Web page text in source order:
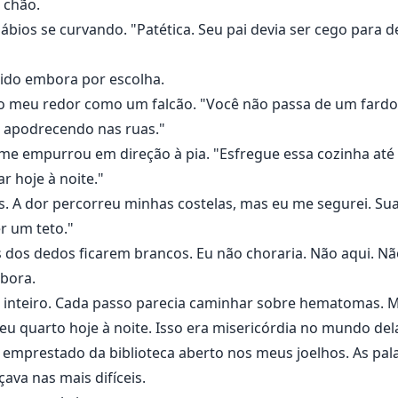
se curvando. "Patética. Seu pai devia ser cego para
embora por escolha.
redor como um falcão. "Você não passa de um
nas ruas."
empurrou em direção à pia. "Esfregue essa cozinha
hoje à noite."
A dor percorreu minhas costelas, mas eu me segurei.
um teto."
dedos ficarem brancos. Eu não choraria. Não aqui.
Cada passo parecia caminhar sobre hematomas.
quarto hoje à noite. Isso era misericórdia no mundo
da biblioteca aberto nos meus joelhos. As
nas mais difíceis.